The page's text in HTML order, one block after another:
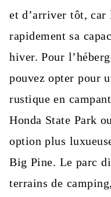
et d’arriver tôt, car
rapidement sa
hiver. Pour
pouvez opter pour
rustique en
Honda State Park
option plus
Big Pine. Le parc
terrains de